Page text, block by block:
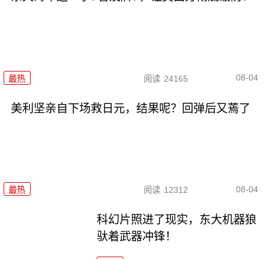
最热 阅读 24165 08-04
美利坚亲自下场救日元，结果呢？回弹后又蔫了
最热 阅读 12312 08-04
科幻片照进了现实，东大机器狼
驮着武器冲锋！